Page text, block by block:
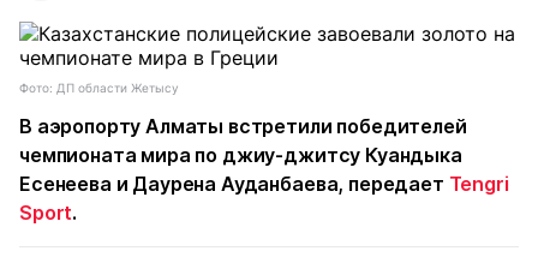
Фото: ДП области Жетысу
В аэропорту Алматы встретили победителей
чемпионата мира по джиу-джитсу Куандыка
Есенеева и Даурена Ауданбаева, передает Tengri
Sport.